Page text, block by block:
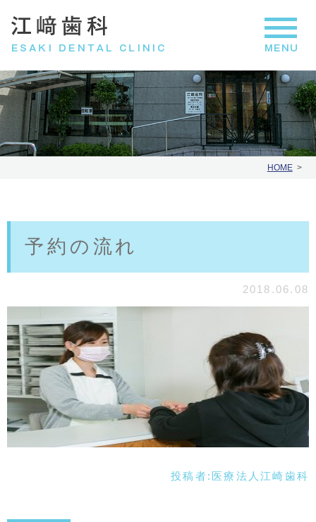
HOME
予約の流れ
2018.06.08
投稿者: 医療法人江崎歯科